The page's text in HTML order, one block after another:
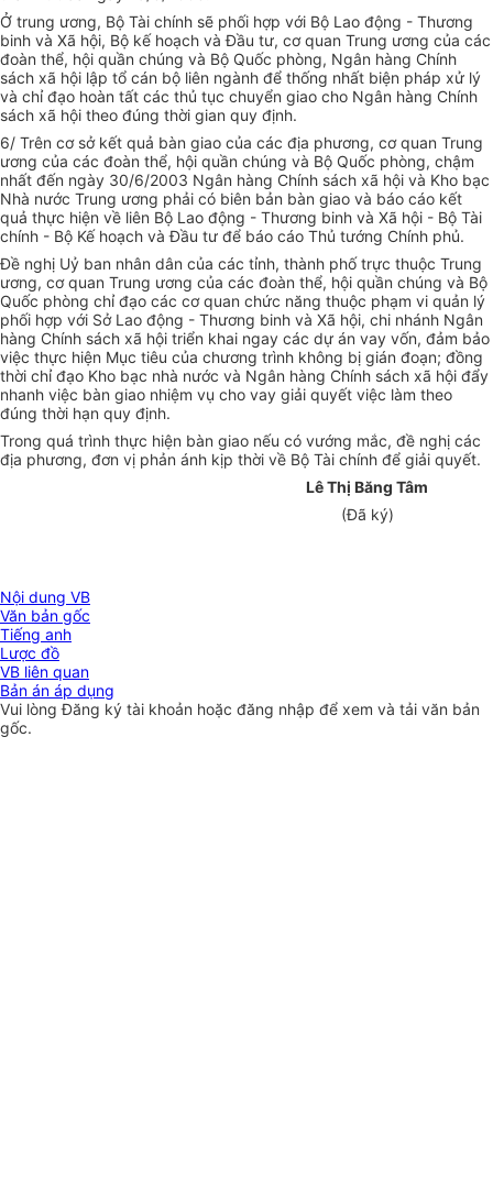
Ở trung ương, Bộ Tài chính sẽ phối hợp với Bộ Lao động - Thương
binh và Xã hội, Bộ kế hoạch và Đầu tư, cơ quan Trung ương của các
đoàn thể, hội quần chúng và Bộ Quốc phòng, Ngân hàng Chính
sách xã hội lập tổ cán bộ liên ngành để thống nhất biện pháp xử lý
và chỉ đạo hoàn tất các thủ tục chuyển giao cho Ngân hàng Chính
sách xã hội theo đúng thời gian quy định.
6/ Trên cơ sở kết quả bàn giao của các địa phương, cơ quan Trung
ương của các đoàn thể, hội quần chúng và Bộ Quốc phòng, chậm
nhất đến ngày 30/6/2003 Ngân hàng Chính sách xã hội và Kho bạc
Nhà nước Trung ương phải có biên bản bàn giao và báo cáo kết
quả thực hiện về liên Bộ Lao động - Thương binh và Xã hội - Bộ Tài
chính - Bộ Kế hoạch và Đầu tư để báo cáo Thủ tướng Chính phủ.
Đề nghị Uỷ ban nhân dân của các tỉnh, thành phố trực thuộc Trung
ương, cơ quan Trung ương của các đoàn thể, hội quần chúng và Bộ
Quốc phòng chỉ đạo các cơ quan chức năng thuộc phạm vi quản lý
phối hợp với Sở Lao động - Thương binh và Xã hội, chi nhánh Ngân
hàng Chính sách xã hội triển khai ngay các dự án vay vốn, đảm bảo
việc thực hiện Mục tiêu của chương trình không bị gián đoạn; đồng
thời chỉ đạo Kho bạc nhà nước và Ngân hàng Chính sách xã hội đẩy
nhanh việc bàn giao nhiệm vụ cho vay giải quyết việc làm theo
đúng thời hạn quy định.
Trong quá trình thực hiện bàn giao nếu có vướng mắc, đề nghị các
địa phương, đơn vị phản ánh kịp thời về Bộ Tài chính để giải quyết.
Lê Thị Băng Tâm
(Đã ký)
Nội dung VB
Văn bản gốc
Tiếng anh
Lược đồ
VB liên quan
Bản án áp dụng
Vui lòngĐăng ký tài khoản hoặc đăng nhập để xem và tải văn bản
gốc.